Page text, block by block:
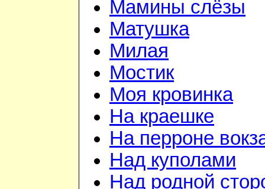
Мамины слёзы
Матушка
Милая
Мостик
Моя кровинка
На краешке
На перроне
Над куполами
Над родной